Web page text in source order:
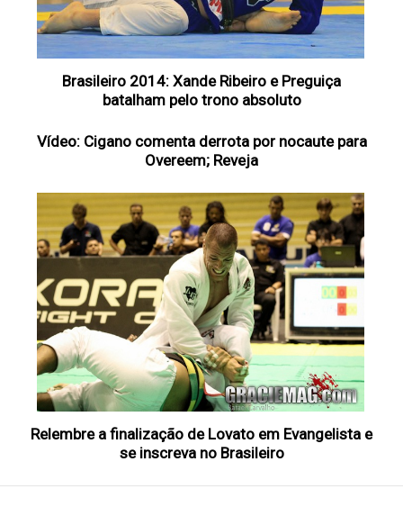
Brasileiro 2014: Xande Ribeiro e Preguiça
batalham pelo trono absoluto
Vídeo: Cigano comenta derrota por nocaute para
Overeem; Reveja
Relembre a finalização de Lovato em Evangelista e
se inscreva no Brasileiro